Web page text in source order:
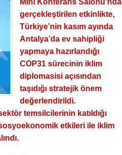
Mini Konferans Salonu’nda
gerçekleştirilen etkinlikte,
Türkiye’nin kasım ayında
Antalya’da ev sahipliği
yapmaya hazırlandığı
COP31 sürecinin iklim
diplomasisi açısından
taşıdığı stratejik önem
değerlendirildi.
temsilcilerinin katıldığı
etkileri ile iklim